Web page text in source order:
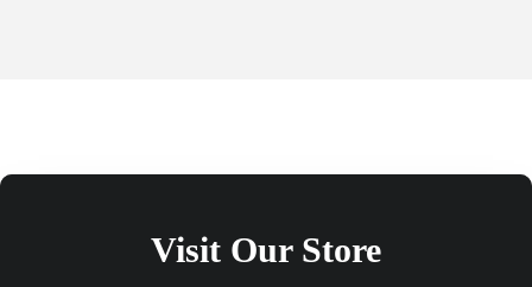
Visit Our Store